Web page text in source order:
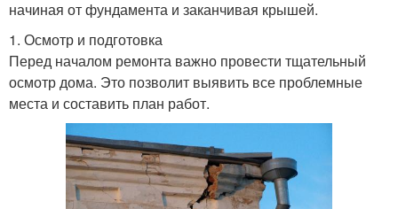
начиная от фундамента и заканчивая крышей.
1. Осмотр и подготовка
Перед началом ремонта важно провести тщательный
осмотр дома. Это позволит выявить все проблемные
места и составить план работ.